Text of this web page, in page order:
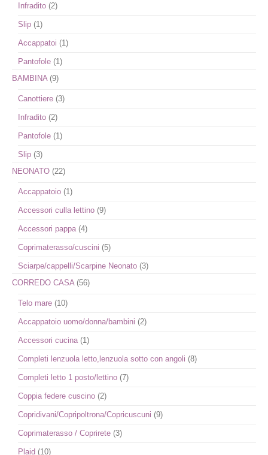
Infradito (2)
Slip (1)
Accappatoi (1)
Pantofole (1)
BAMBINA (9)
Canottiere (3)
Infradito (2)
Pantofole (1)
Slip (3)
NEONATO (22)
Accappatoio (1)
Accessori culla lettino (9)
Accessori pappa (4)
Coprimaterasso/cuscini (5)
Sciarpe/cappelli/Scarpine Neonato (3)
CORREDO CASA (56)
Telo mare (10)
Accappatoio uomo/donna/bambini (2)
Accessori cucina (1)
Completi lenzuola letto,lenzuola sotto con angoli (8)
Completi letto 1 posto/lettino (7)
Coppia federe cuscino (2)
Copridivani/Copripoltrona/Copricuscuni (9)
Coprimaterasso / Coprirete (3)
Plaid (10)